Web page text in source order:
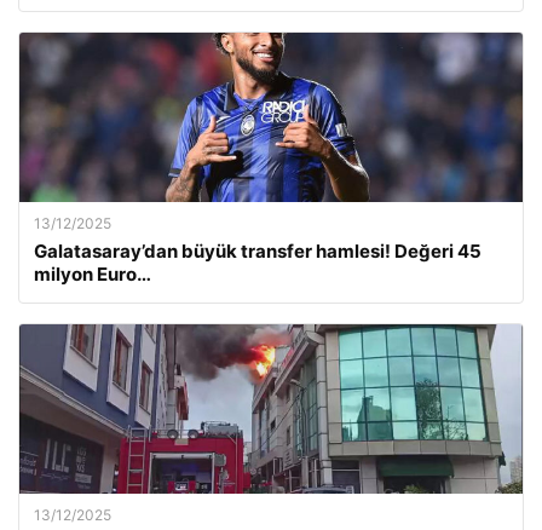
13/12/2025
Galatasaray’dan büyük transfer hamlesi! Değeri 45
milyon Euro…
13/12/2025